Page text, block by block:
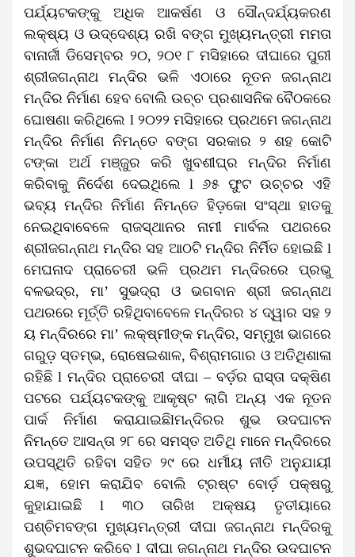
ପର୍ଯ୍ୟଟକଙ୍କୁ ଅଧିକ ଆକର୍ଷଣ ଓ ସୌନ୍ଦର୍ଯ୍ୟକରଣ
ଲକ୍ଷ୍ୟ ଓ ଉଦ୍ଦେଶ୍ୟ ରଖି ବଙ୍ଗ ମୁଖ୍ୟମନ୍ତ୍ରୀ ମମତା
ବାନାର୍ଜୀ ଡିସେମ୍ବର ୨୦, ୨୦୧ ୮ ମସିହାରେ ଦୀଘାରେ ପୁରୀ
ଶ୍ରୀଜଗନ୍ନାଥ ମନ୍ଦିର ଭଳି ଏଠାରେ ନୂତନ ଜଗନ୍ନାଥ
ମନ୍ଦିର ନିର୍ମାଣ ହେବ ବୋଲି ଉଚ୍ଚ ପ୍ରଶାସନିକ ବୈଠକରେ
ଘୋଷଣା କରିଥିଲେ l ୨୦୨୨ ମସିହାରେ ପ୍ରଥମେ ଜଗନ୍ନାଥ
ମନ୍ଦିର ନିର୍ମାଣ ନିମନ୍ତେ ବଙ୍ଗ ସରକାର ୨ ଶହ କୋଟି
ଟଙ୍କା ଅର୍ଥ ମଞ୍ଜୁର କରି ଖୁବଶୀଘ୍ର ମନ୍ଦିର ନିର୍ମାଣ
କରିବାକୁ ନିର୍ଦେଶ ଦେଇଥିଲେ l ୬୫ ଫୁଟ ଉଚ୍ଚର ଏହି
ଭବ୍ୟ ମନ୍ଦିର ନିର୍ମାଣ ନିମନ୍ତେ ହିଡ଼କୋ ସଂସ୍ଥା ହାତକୁ
ନେଇଥିବାବେଳେ ରାଜସ୍ଥାନର ନାମୀ ମାର୍ବଲ ପଥରରେ
ଶ୍ରୀଜଗନ୍ନାଥ ମନ୍ଦିର ସହ ଆଠଟି ମନ୍ଦିର ନିର୍ମିତ ହୋଇଛି l
ମେଘନାଦ ପ୍ରାଚେରୀ ଭଳି ପ୍ରଥମ ମନ୍ଦିରରେ ପ୍ରଭୁ
ବଳଭଦ୍ର, ମା’ ସୁଭଦ୍ରା ଓ ଭଗବାନ ଶ୍ରୀ ଜଗନ୍ନାଥ
ପଥରରେ ମୂର୍ତ୍ତି ରହିଥିବାବେଳେ ମନ୍ଦିରର ୪ ଦ୍ୱାର ସହ ୨
ୟ ମନ୍ଦିରରେ ମା’ ଲକ୍ଷ୍ମୀଙ୍କ ମନ୍ଦିର, ସମ୍ମୁଖ ଭାଗରେ
ଗରୁଡ଼ ସ୍ତମ୍ଭ, ରୋଷେଇଶାଳ, ବିଶ୍ରାମଗାର ଓ ଅତିଥିଶାଳା
ରହିଛି l ମନ୍ଦିର ପ୍ରାଚେରୀ ଦୀଘା – ବର୍ଡ଼ର ରାସ୍ତା ଦକ୍ଷିଣ
ପଟରେ ପର୍ଯ୍ୟଟକଙ୍କୁ ଆକୃଷ୍ଟ ଲାଗି ଅନ୍ୟ ଏକ ନୂତନ
ପାର୍କ ନିର୍ମାଣ କରାଯାଇଛିlମନ୍ଦିରର ଶୁଭ ଉଦଘାଟନ
ନିମନ୍ତେ ଆସନ୍ତା ୨୮ ରେ ସମସ୍ତ ଅତିଥି ମାନେ ମନ୍ଦିରରେ
ଉପସ୍ଥିତି ରହିବା ସହିତ ୨୯ ରେ ଧର୍ମୀୟ ନୀତି ଅନୁଯାୟୀ
ଯଜ୍ଞ, ହୋମ କରାଯିବ ବୋଲି ଟ୍ରଷ୍ଟ ବୋର୍ଡ଼ ପକ୍ଷରୁ
କୁହାଯାଇଛି l ୩୦ ତାରିଖ ଅକ୍ଷୟ ତୃତୀୟାରେ
ପଶ୍ଚିମବଙ୍ଗ ମୁଖ୍ୟମନ୍ତ୍ରୀ ଦୀଘା ଜଗନ୍ନାଥ ମନ୍ଦିରକୁ
ଶୁଭଦଘାଟନ କରିବେ l ଦୀଘା ଜଗନ୍ନାଥ ମନ୍ଦିର ଉଦଘାଟନ